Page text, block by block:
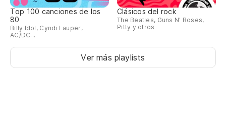
Top 100 canciones de los
80
Billy Idol, Cyndi Lauper,
AC/DC...
Clásicos del rock
The Beatles, Guns N' Roses,
Pitty y otros
Ver más playlists